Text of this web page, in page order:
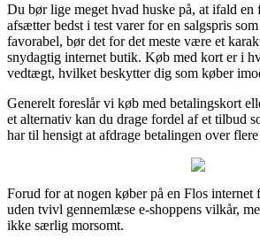
Du bør lige meget hvad huske på, at ifald en
afsætter bedst i test varer for en salgspris
favorabel, bør det for det meste være et
snydagtig internet butik. Køb med kort er i
vedtægt, hvilket beskytter dig som køber
Generelt foreslår vi køb med betalingskort
et alternativ kan du drage fordel af et tilbud
har til hensigt at afdrage betalingen over flere
Forud for at nogen køber på en Flos internet
uden tvivl gennemlæse e-shoppens vilkår,
ikke særlig morsomt.